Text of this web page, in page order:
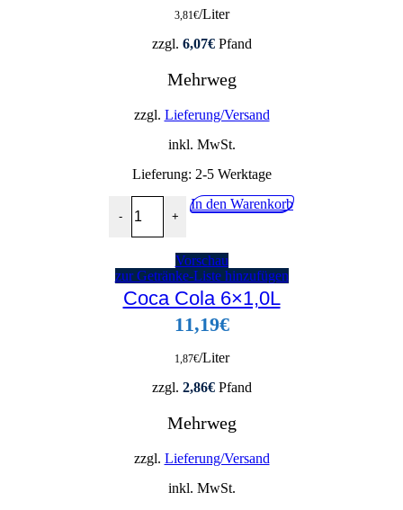
3,81€/Liter
zzgl. 6,07€Pfand
Mehrweg
zzgl. Lieferung/Versand
inkl. MwSt.
Lieferung: 2-5 Werktage
-
Coca Cola Zero 24x0,2L Menge
+
In den Warenkorb
Vorschau
zur Getränke-Liste hinzufügen
Coca Cola 6×1,0L
11,19€
1,87€/Liter
zzgl. 2,86€Pfand
Mehrweg
zzgl. Lieferung/Versand
inkl. MwSt.